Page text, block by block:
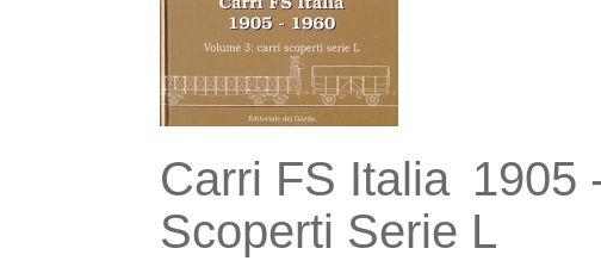
Carri FS Italia 1905
Scoperti Serie L